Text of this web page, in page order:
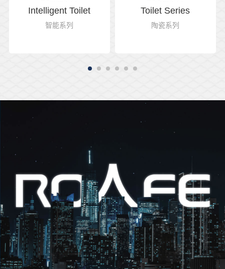
Intelligent Toilet
智能系列
Toilet Series
陶瓷系列